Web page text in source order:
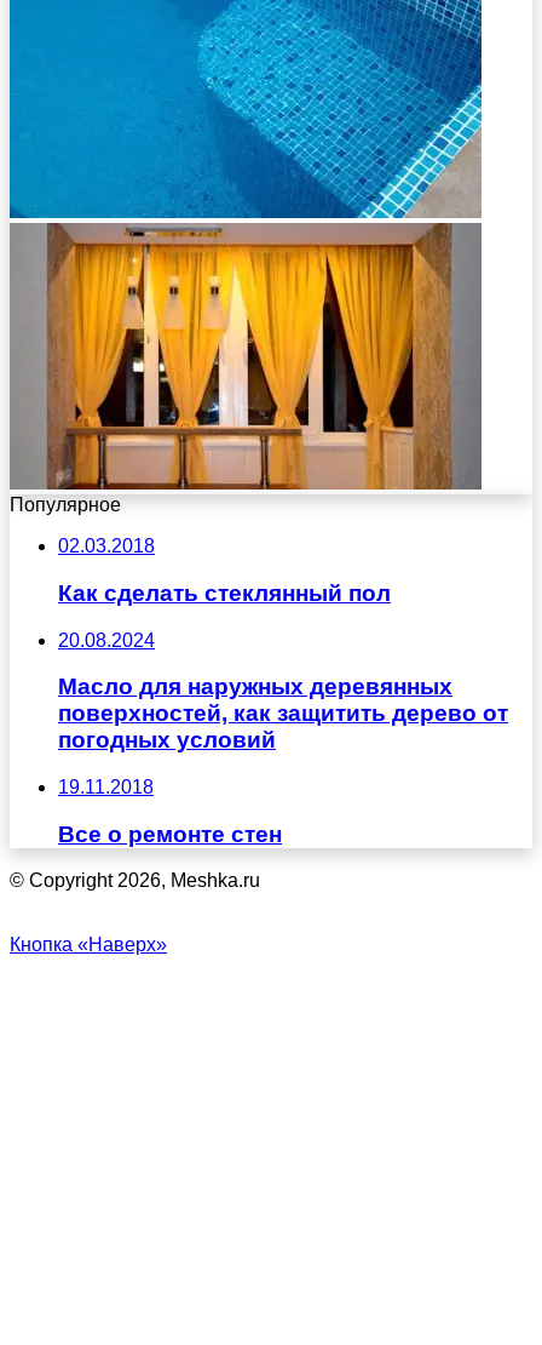
Популярное
02.03.2018
Как сделать стеклянный пол
20.08.2024
Масло для наружных деревянных
поверхностей, как защитить дерево от
погодных условий
19.11.2018
Все о ремонте стен
© Copyright 2026, Meshka.ru
Кнопка «Наверх»